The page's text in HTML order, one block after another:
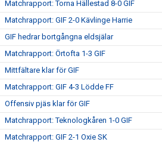
Matchrapport: Torna Hällestad 8-0 GIF
Matchrapport: GIF 2-0 Kävlinge Harrie
GIF hedrar bortgångna eldsjälar
Matchrapport: Örtofta 1-3 GIF
Mittfältare klar för GIF
Matchrapport: GIF 4-3 Lödde FF
Offensiv pjäs klar för GIF
Matchrapport: Teknologkåren 1-0 GIF
Matchrapport: GIF 2-1 Oxie SK